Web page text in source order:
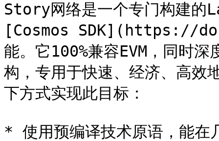
Story网络是一个专门构建的
[Cosmos SDK](https://
能。它100%兼容EVM，同时
构，专用于快速、经济、高效
下方式实现此目标：
* 使用预编译技术原语，能在